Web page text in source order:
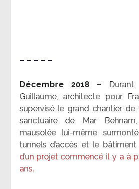
– – – – –
Décembre 2018 –
Guillaume, architecte pour
supervisé le grand chantier de
sanctuaire de Mar
mausolée lui-même
tunnels d’accès et le bâtiment
d’un projet commencé il y a à
ans.